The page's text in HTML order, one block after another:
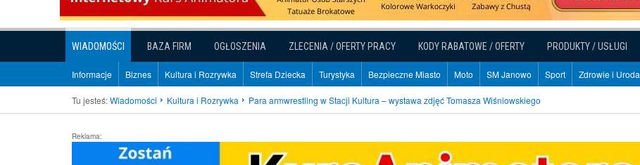
WIADOMOŚCI BAZA FIRM OGŁOSZENIA ZLECENIA / OFERTY PRACY KODY RABATOWE / OFERTY PRODUKTY / USŁUGI
Informacje Biznes Kultura i Rozrywka Strefa Dziecka Turystyka Bezpieczne Miasto Moto SM Janowo Sport Zdrowie i Uroda
Tu jesteś:Wiadomości Kultura i Rozrywka Para armwrestling w Stacji Kultura – wystawa zdjęć Tomasza Wiśniowskiego
Reklama: